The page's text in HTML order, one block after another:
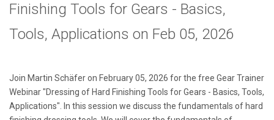
Finishing Tools for Gears - Basics,
Tools, Applications on Feb 05, 2026
Join Martin Schäfer on February 05, 2026 for the free Gear Trainer
Webinar "Dressing of Hard Finishing Tools for Gears - Basics, Tools,
Applications". In this session we discuss the fundamentals of hard